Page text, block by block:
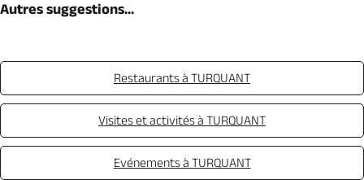
Autres suggestions...
Restaurants à TURQUANT
Visites et activités à TURQUANT
Evénements à TURQUANT